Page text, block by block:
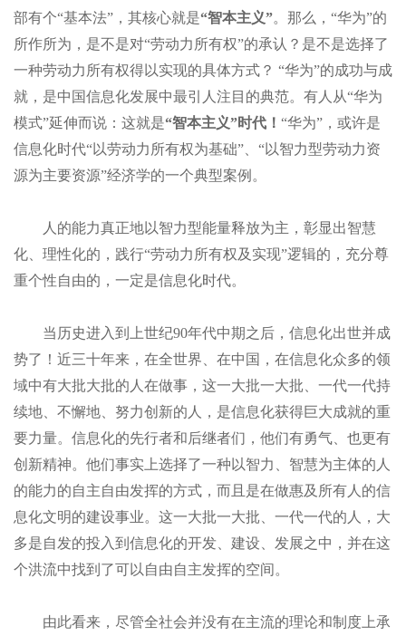
部有个“基本法”，其核心就是“智本主义”。那么，“华为”的
所作所为，是不是对“劳动力所有权”的承认？是不是选择了
一种劳动力所有权得以实现的具体方式？ “华为”的成功与成
就，是中国信息化发展中最引人注目的典范。 有人从“华为
模式”延伸而说：这就是“智本主义”时代！ “华为”，或许是
信息化时代“以劳动力所有权为基础” 、“以智力型劳动力资
源为主要资源”经济学的一个典型案例。
人的能力真正地以智力型能量释放为主，彰显出智慧
化、理性化的，践行“劳动力所有权及实现”逻辑的，充分尊
重个性自由的，一定是信息化时代。
当历史进入到上世纪90年代中期之后，信息化出世并成
势了！近三十年来，在全世界、在中国，在信息化众多的领
域中有大批大批的人在做事，这一大批一大批、一代一代持
续地、不懈地、努力创新的人，是信息化获得巨大成就的重
要力量。信息化的先行者和后继者们，他们有勇气、也更有
创新精神。他们事实上选择了一种以智力、智慧为主体的人
的能力的自主自由发挥的方式，而且是在做惠及所有人的信
息化文明的建设事业。这一大批一大批、一代一代的人，大
多是自发的投入到信息化的开发、建设、发展之中，并在这
个洪流中找到了可以自由自主发挥的空间。
由此看来，尽管全社会并没有在主流的理论和制度上承